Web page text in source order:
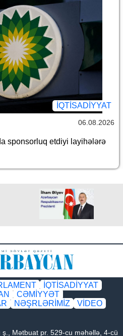
İQTİSADİYYAT
06.08.2026
sponsorluq etdiyi layihələrə
İQTİSADİYYAT
CƏMİYYƏT
NƏŞRLƏRİMİZ
VİDEO
ş., Mətbuat pr. 529-cu məhəllə, 4-cü